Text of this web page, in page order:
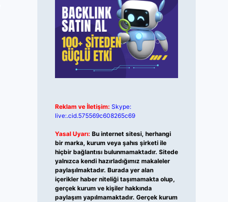
Reklam ve İletişim: Skype:
live:.cid.575569c608265c69
Yasal Uyarı: Bu internet sitesi, herhangi
bir marka, kurum veya şahıs şirketi ile
hiçbir bağlantısı bulunmamaktadır. Sitede
yalnızca kendi hazırladığımız makaleler
paylaşılmaktadır. Burada yer alan
içerikler haber niteliği taşımamakta olup,
gerçek kurum ve kişiler hakkında
paylaşım yapılmamaktadır. Gerçek kurum